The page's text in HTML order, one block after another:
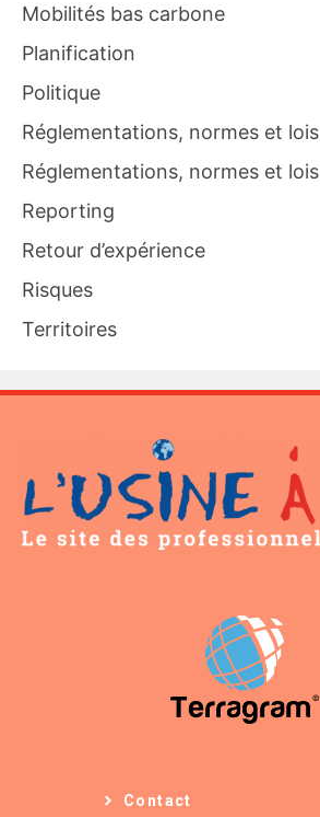
Mobilités bas carbone
Planification
Politique
Réglementations, normes et lois
Réglementations, normes et lois
Reporting
Retour d’expérience
Risques
Territoires
Contact